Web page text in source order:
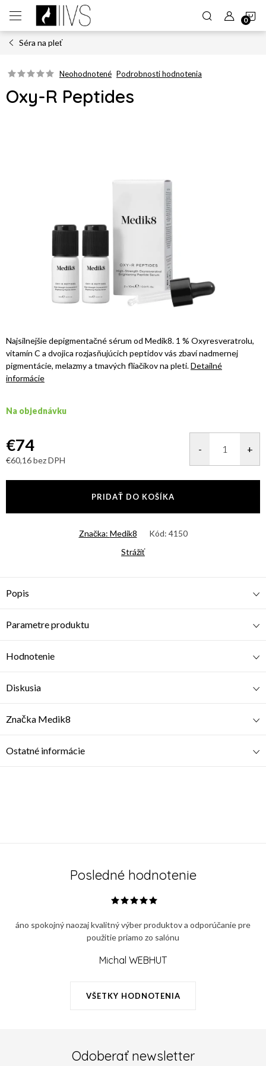
obsah
Séra na pleť
Neohodnotené Podrobnosti hodnotenia
Oxy-R Peptides
Najsilnejšie depigmentačné sérum od Medik8. 1 % Oxyresveratrolu,
vitamín C a dvojica rozjasňujúcich peptidov vás zbaví nadmernej
pigmentácie, melazmy a tmavých fliačikov na pleti.Detailné
informácie
Na objednávku
€74
€60,16 bez DPH
PRIDAŤ DO KOŠÍKA
Značka: Medik8 Kód: 4150
Strážiť
Popis
Parametre produktu
Hodnotenie
Diskusia
Značka Medik8
Ostatné informácie
Posledné hodnotenie
VŠETKY HODNOTENIA
áno spokojný naozaj kvalitný výber produktov a odporúčanie pre
použitie priamo zo salónu
Michal WEBHUT
Odoberať newsletter